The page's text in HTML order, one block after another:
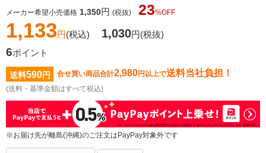
メーカー希望小売価格 1,350円 (税抜) 23%OFF
1,133円(税込) 1,030円(税抜)
6ポイント
送料590円 合せ買い商品合計2,980円以上で送料当社負担！
(送料・基準金額はすべて税込)
※お届け先が離島(沖縄)のご注文はPayPay対象外です